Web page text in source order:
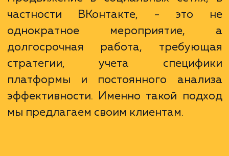
аудиторией, что ведет к укреплению
Продвижение в социальных
частности ВКонтакте, - это